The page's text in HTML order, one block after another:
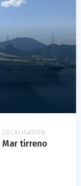
LOCALISATION
Mar tirreno